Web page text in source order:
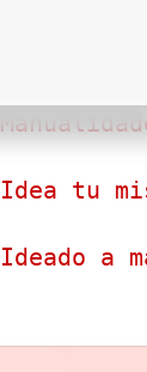
Arte en
Idea tu
Ideado a